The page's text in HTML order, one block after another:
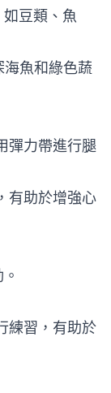
豆類、魚
魚和綠色蔬
彈力帶進行腿
有助於增強心
練習，有助於